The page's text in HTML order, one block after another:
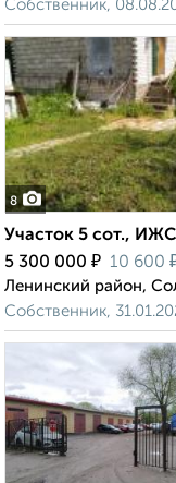
Собственник,
8
Участок 5 сот.,
5 300 000 ₽ 10 600
Ленинский район,
Собственник,